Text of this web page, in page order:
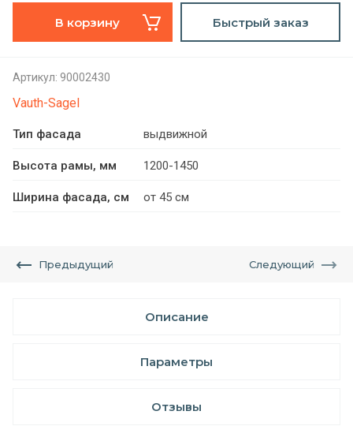
В корзину Быстрый заказ
Артикул: 90002430
Vauth-Sagel
Тип фасада выдвижной
Высота рамы, мм 1200-1450
Ширина фасада, см от 45 см
Предыдущий Следующий
Описание
Параметры
Отзывы